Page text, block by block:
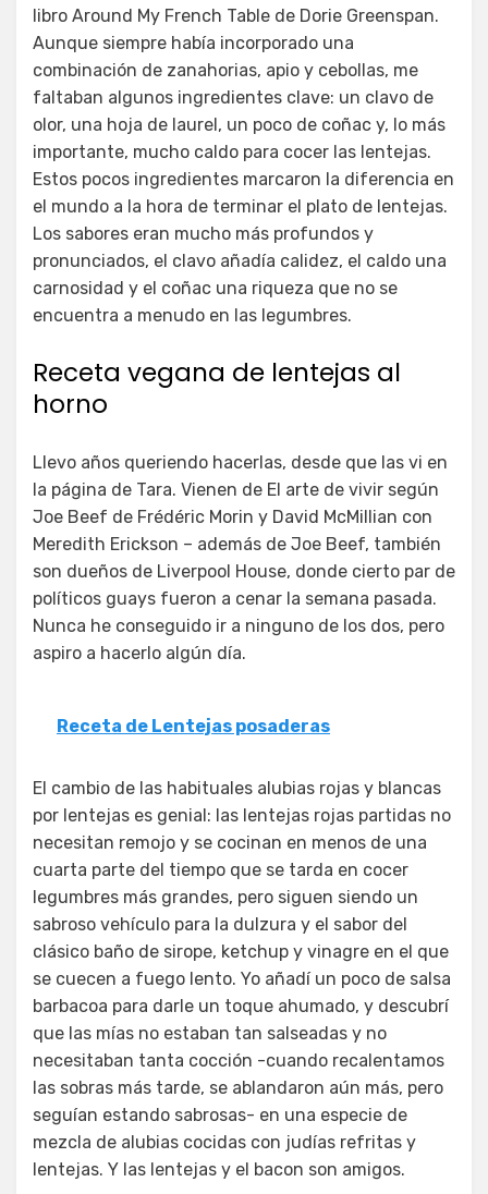
libro Around My French Table de Dorie Greenspan.
Aunque siempre había incorporado una
combinación de zanahorias, apio y cebollas, me
faltaban algunos ingredientes clave: un clavo de
olor, una hoja de laurel, un poco de coñac y, lo más
importante, mucho caldo para cocer las lentejas.
Estos pocos ingredientes marcaron la diferencia en
el mundo a la hora de terminar el plato de lentejas.
Los sabores eran mucho más profundos y
pronunciados, el clavo añadía calidez, el caldo una
carnosidad y el coñac una riqueza que no se
encuentra a menudo en las legumbres.
Receta vegana de lentejas al
horno
Llevo años queriendo hacerlas, desde que las vi en
la página de Tara. Vienen de El arte de vivir según
Joe Beef de Frédéric Morin y David McMillian con
Meredith Erickson – además de Joe Beef, también
son dueños de Liverpool House, donde cierto par de
políticos guays fueron a cenar la semana pasada.
Nunca he conseguido ir a ninguno de los dos, pero
aspiro a hacerlo algún día.
Receta de Lentejas posaderas
El cambio de las habituales alubias rojas y blancas
por lentejas es genial: las lentejas rojas partidas no
necesitan remojo y se cocinan en menos de una
cuarta parte del tiempo que se tarda en cocer
legumbres más grandes, pero siguen siendo un
sabroso vehículo para la dulzura y el sabor del
clásico baño de sirope, ketchup y vinagre en el que
se cuecen a fuego lento. Yo añadí un poco de salsa
barbacoa para darle un toque ahumado, y descubrí
que las mías no estaban tan salseadas y no
necesitaban tanta cocción -cuando recalentamos
las sobras más tarde, se ablandaron aún más, pero
seguían estando sabrosas- en una especie de
mezcla de alubias cocidas con judías refritas y
lentejas. Y las lentejas y el bacon son amigos.